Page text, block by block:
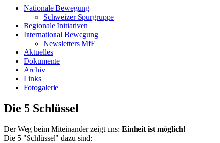
Nationale Bewegung
Schweizer Spurgruppe
Regionale Initiativen
International Bewegung
Newsletters MfE
Aktuelles
Dokumente
Archiv
Links
Fotogalerie
Die 5 Schlüssel
Der Weg beim Miteinander zeigt uns: Einheit ist möglich!
Die 5 "Schlüssel" dazu sind: